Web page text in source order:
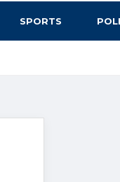
SPORTS